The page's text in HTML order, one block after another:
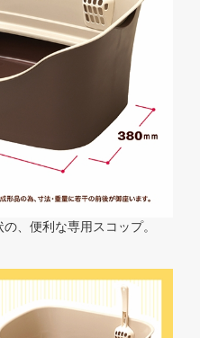
、便利な専用スコップ。